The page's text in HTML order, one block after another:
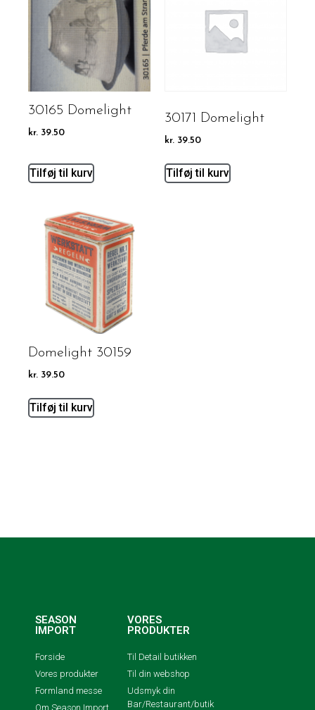
30165 Domelight
kr. 39.50
Tilføj til kurv
30171 Domelight
kr. 39.50
Tilføj til kurv
Domelight 30159
kr. 39.50
Tilføj til kurv
SEASON
IMPORT
Forside
Vores produkter
Formland messe
Om Season Import
VORES
PRODUKTER
Til Detail butikken
Til din webshop
Udsmyk din
Bar/Restaurant/butik